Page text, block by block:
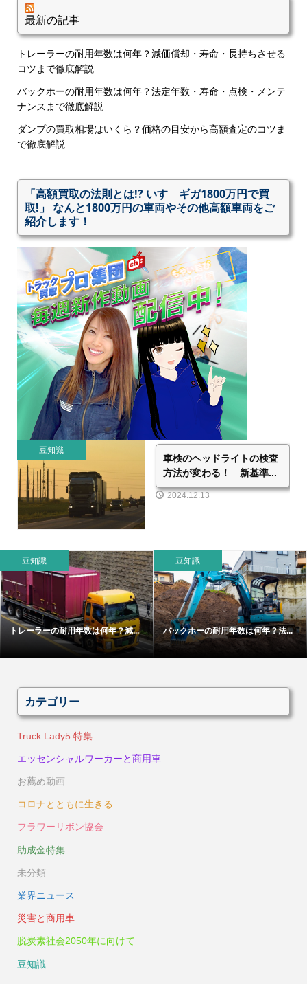
豆知識
車検のヘッドライトの検査
方法が変わる！ 新基準...
2024.12.13
最新の記事
トレーラーの耐用年数は何年？減価償却・寿命・長持ちさせる
コツまで徹底解説
バックホーの耐用年数は何年？法定年数・寿命・点検・メンテ
ナンスまで徹底解説
ダンプの買取相場はいくら？価格の目安から高額査定のコツま
で徹底解説
「高額買取の法則とは!? いすゞギガ1800万円で買
取!」 なんと1800万円の車両やその他高額車両をご
紹介します！
豆知識
トレーラーの耐用年数は何年？減...
豆知識
バックホーの耐用年数は何年？法...
カテゴリー
Truck Lady5 特集
エッセンシャルワーカーと商用車
お薦め動画
コロナとともに生きる
フラワーリボン協会
助成金特集
未分類
業界ニュース
災害と商用車
脱炭素社会2050年に向けて
豆知識